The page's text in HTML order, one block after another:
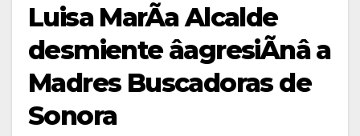
Luisa MarÃa Alcalde
desmiente âagresiÃnâ a
Madres Buscadoras de
Sonora